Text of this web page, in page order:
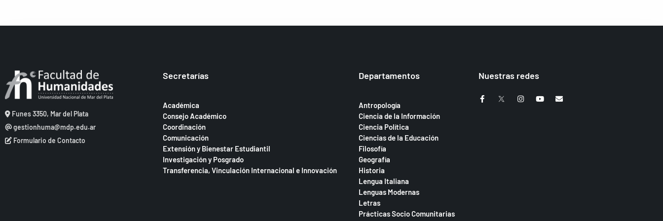
Funes 3350, Mar del Plata
gestionhuma@mdp.edu.ar
Formulario de Contacto
Secretarías
Académica
Consejo Académico
Coordinación
Comunicación
Extensión y Bienestar Estudiantil
Investigación y Posgrado
Transferencia, Vinculación Internacional e Innovación
Departamentos
Antropología
Ciencia de la Información
Ciencia Política
Ciencias de la Educación
Filosofía
Geografía
Historia
Lengua Italiana
Lenguas Modernas
Letras
Prácticas Socio Comunitarias
Nuestras redes